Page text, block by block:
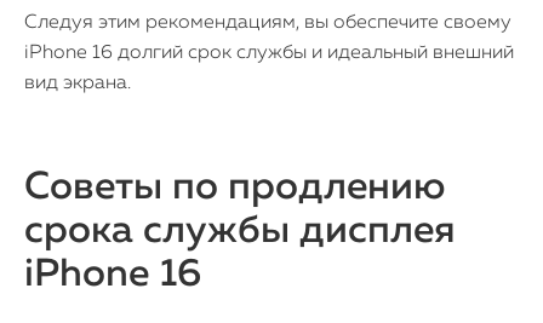
Следуя этим рекомендациям, вы обеспечите своему
iPhone 16 долгий срок службы и идеальный внешний
вид экрана.
Советы по продлению
срока службы дисплея
iPhone 16